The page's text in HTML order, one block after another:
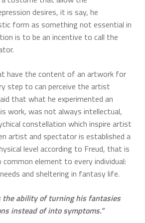
desires, it is say, he
form as something not essential in
is to be an incentive to call the
have the content of an artwork for
step to can perceive the artist
that what he experimented an
work, was not always intellectual,
constellation which inspire artist
artist and spectator is established a
level according to Freud, that is
element to every individual:
and sheltering in fantasy life.
ability of turning his fantasies
instead of into symptoms.”